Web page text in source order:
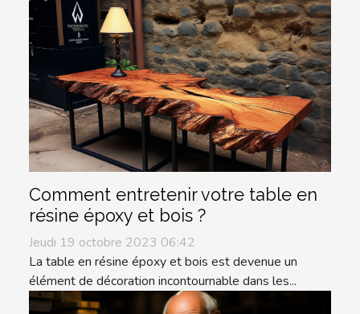
Comment entretenir votre table en
résine époxy et bois ?
Jeudi 19 octobre 2023 06:42
La table en résine époxy et bois est devenue un
élément de décoration incontournable dans les...